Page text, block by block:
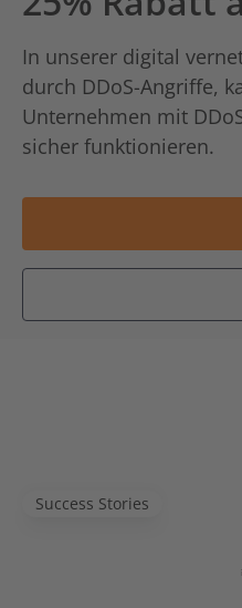
In unserer digital
durch DDoS-Angriffe,
Unternehmen mit
sicher funktionieren.
Success Stories